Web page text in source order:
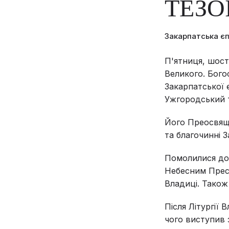
Закарпатська
П'ятниця,
Великого.
Ужгородський
Його
та благочинні
Помолилися
Небесним
Владиці. Також
Після
чого виступив